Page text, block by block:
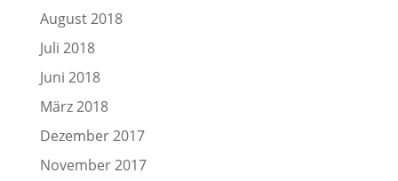
August 2018
Juli 2018
Juni 2018
März 2018
Dezember 2017
November 2017